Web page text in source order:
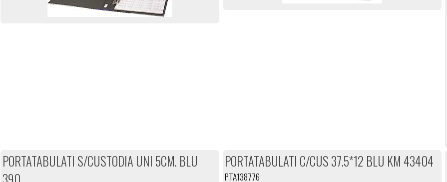
PORTATABULATI S/CUSTODIA UNI 5CM. BLU
PORTATABULATI C/CUS 37.5*12 BLU KM 43404
PTA138776